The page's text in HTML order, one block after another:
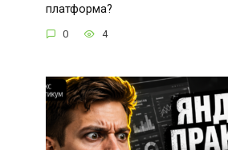
платформа?
0 4